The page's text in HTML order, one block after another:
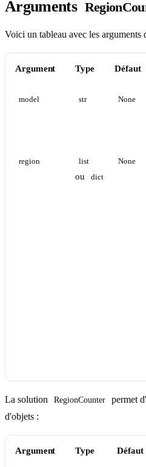
Arguments
Voici un tableau avec les arguments
Argument Type Défaut
model str None
region list
ou dict
None
La solution RegionCounter
permet
d'objets :
Argument Type Défaut